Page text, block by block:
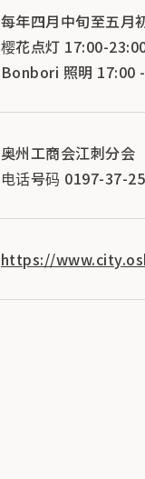
每年四月中旬至五月
樱花点灯 17:00-23:00
Bonbori 照明 17:00 -
奥州工商会江刺分会
电话号码 0197-37-
https://